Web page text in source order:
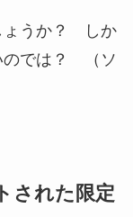
ょうか？ しか
のでは？ （ソ
された限定